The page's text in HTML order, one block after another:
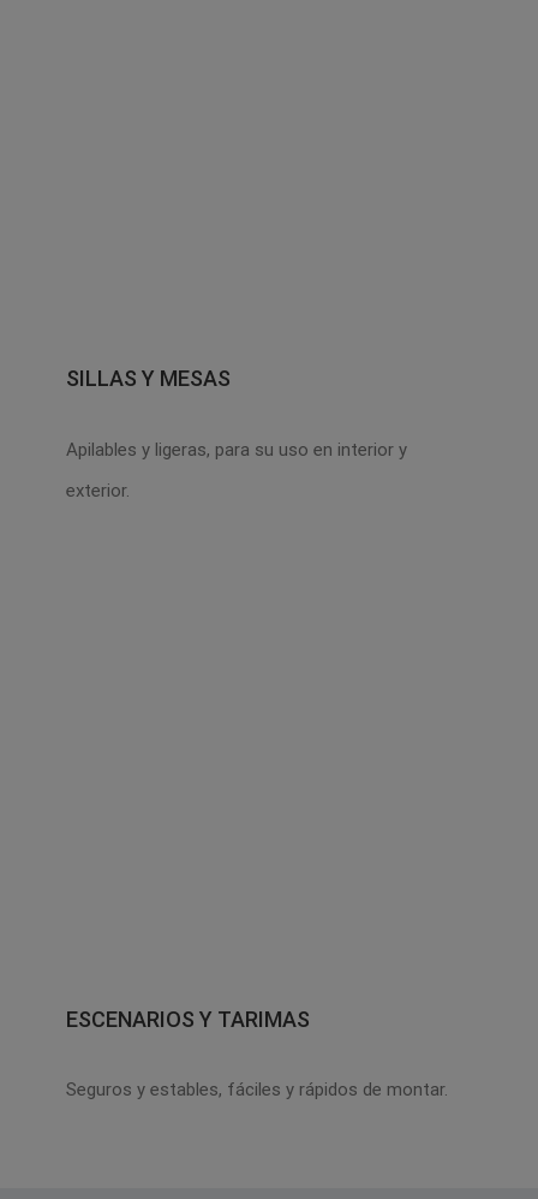
SILLAS Y MESAS
Apilables y ligeras, para su uso en interior y
exterior.
ESCENARIOS Y TARIMAS
Seguros y estables, fáciles y rápidos de montar.